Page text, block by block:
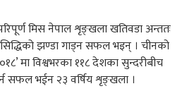
मिस नेपाल शृङ्खला खतिवडा अन्ततः
झण्डा गाड्न सफल भइन् । चीनको
मा विश्वभरका ११८ देशका सुन्दरीबीच
सफल भईन २३ वर्षिय शृङ्खला ।